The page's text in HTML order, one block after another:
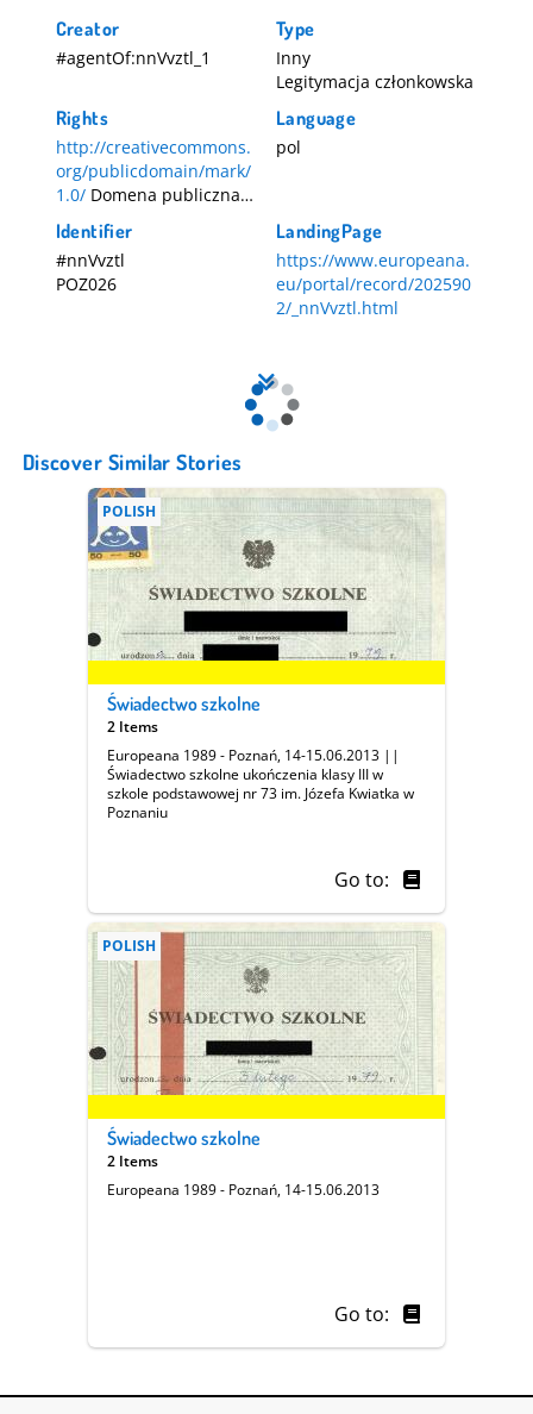
Creator
#agentOf:nnVvztl_1
Type
Inny
Legitymacja członkowska
Rights
http://creativecommons.
org/publicdomain/mark/
1.0/Domena publiczna -
obiekt nie jest chroniony
prawem autorskim
Language
pol
Identifier
#nnVvztl
POZ026
LandingPage
https://www.europeana.
eu/portal/record/202590
2/_nnVvztl.html
Discover Similar Stories
POLISH
Świadectwo szkolne
2 Items
Europeana 1989 - Poznań, 14-15.06.2013 ||
Świadectwo szkolne ukończenia klasy III w
szkole podstawowej nr 73 im. Józefa Kwiatka w
Poznaniu
Go to:
POLISH
Świadectwo szkolne
2 Items
Europeana 1989 - Poznań, 14-15.06.2013
Go to: